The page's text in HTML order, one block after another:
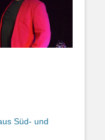
Süd- und